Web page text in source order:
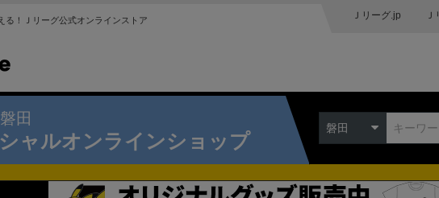
る！Ｊリーグ公式オンラインストア Ｊリーグ.jp
田
ャルオンラインショップ
磐田